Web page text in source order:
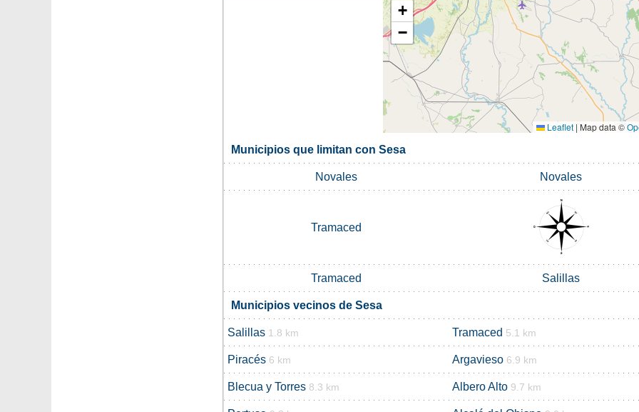
+
−
Leaflet | Map data ©
Municipios que limitan con Sesa
Novales Novales
Tramaced
Tramaced Salillas
Municipios vecinos de Sesa
Salillas 1.8 km Tramaced 5.1 km
Piracés 6 km Argavieso 6.9 km
Blecua y Torres 8.3 km Albero Alto 9.7 km